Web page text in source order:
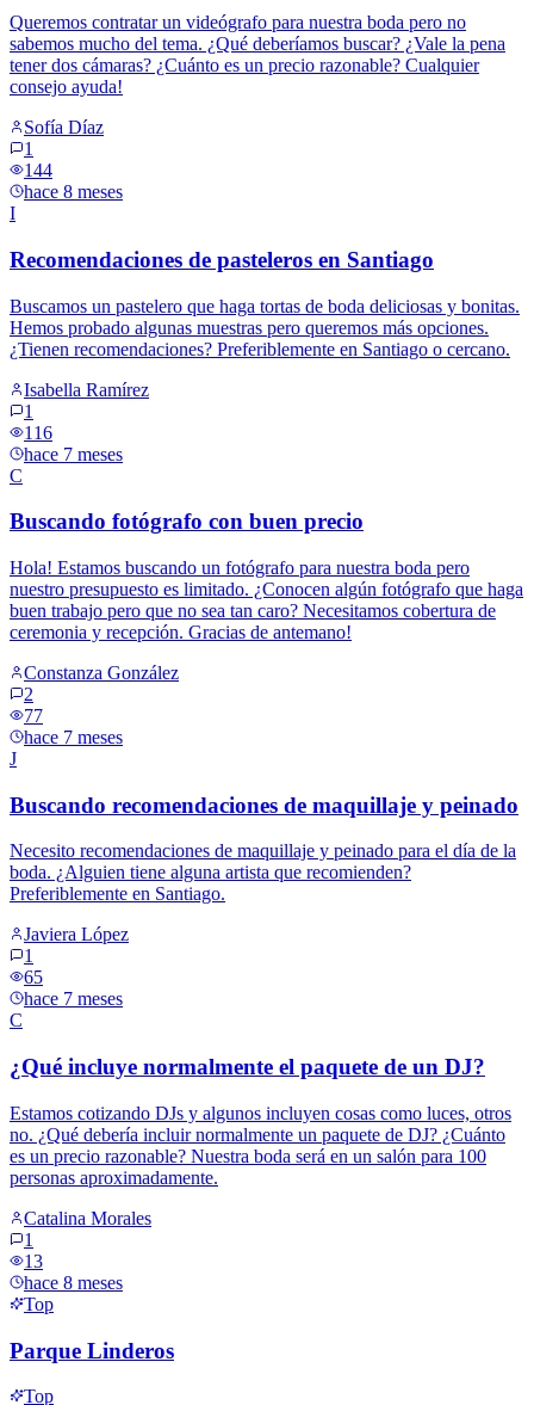
Queremos contratar un videógrafo para nuestra boda pero no
sabemos mucho del tema. ¿Qué deberíamos buscar? ¿Vale la pena
tener dos cámaras? ¿Cuánto es un precio razonable? Cualquier
consejo ayuda!
Sofía Díaz
1
144
hace 8 meses
I
Recomendaciones de pasteleros en Santiago
Buscamos un pastelero que haga tortas de boda deliciosas y bonitas.
Hemos probado algunas muestras pero queremos más opciones.
¿Tienen recomendaciones? Preferiblemente en Santiago o cercano.
Isabella Ramírez
1
116
hace 7 meses
C
Buscando fotógrafo con buen precio
Hola! Estamos buscando un fotógrafo para nuestra boda pero
nuestro presupuesto es limitado. ¿Conocen algún fotógrafo que haga
buen trabajo pero que no sea tan caro? Necesitamos cobertura de
ceremonia y recepción. Gracias de antemano!
Constanza González
2
77
hace 7 meses
J
Buscando recomendaciones de maquillaje y peinado
Necesito recomendaciones de maquillaje y peinado para el día de la
boda. ¿Alguien tiene alguna artista que recomienden?
Preferiblemente en Santiago.
Javiera López
1
65
hace 7 meses
C
¿Qué incluye normalmente el paquete de un DJ?
Estamos cotizando DJs y algunos incluyen cosas como luces, otros
no. ¿Qué debería incluir normalmente un paquete de DJ? ¿Cuánto
es un precio razonable? Nuestra boda será en un salón para 100
personas aproximadamente.
Catalina Morales
1
13
hace 8 meses
Top
Parque Linderos
Top